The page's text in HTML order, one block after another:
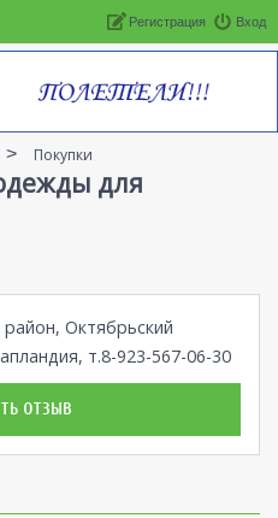
Вход
Регистрация
Покупки
для
Октябрьский
т.8-923-567-06-30
ОТЗЫВ